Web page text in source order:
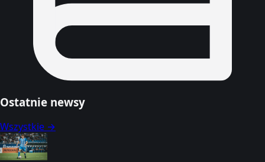
Ostatnie newsy
Wszystkie →